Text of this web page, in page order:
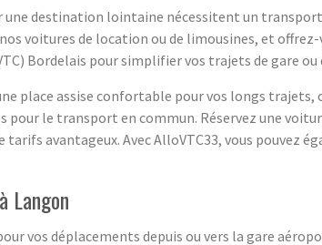
une destination lointaine nécessitent un
voitures de location ou de limousines, et
Bordelais pour simplifier vos trajets de gare
place assise confortable pour vos longs
pour le transport en commun. Réservez une
avantageux. Avec AlloVTC33, vous pouvez
Langon
vos déplacements depuis ou vers la gare